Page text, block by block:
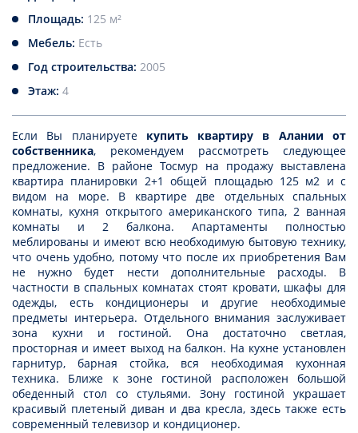
Площадь: 125 м²
Мебель: Есть
Год строительства: 2005
Этаж: 4
Если Вы планируете купить квартиру в Алании от
собственника, рекомендуем рассмотреть следующее
предложение. В районе Тосмур на продажу выставлена
квартира планировки 2+1 общей площадью 125 м2 и с
видом на море. В квартире две отдельных спальных
комнаты, кухня открытого американского типа, 2 ванная
комнаты и 2 балкона. Апартаменты полностью
меблированы и имеют всю необходимую бытовую технику,
что очень удобно, потому что после их приобретения Вам
не нужно будет нести дополнительные расходы. В
частности в спальных комнатах стоят кровати, шкафы для
одежды, есть кондиционеры и другие необходимые
предметы интерьера. Отдельного внимания заслуживает
зона кухни и гостиной. Она достаточно светлая,
просторная и имеет выход на балкон. На кухне установлен
гарнитур, барная стойка, вся необходимая кухонная
техника. Ближе к зоне гостиной расположен большой
обеденный стол со стульями. Зону гостиной украшает
красивый плетеный диван и два кресла, здесь также есть
современный телевизор и кондиционер.